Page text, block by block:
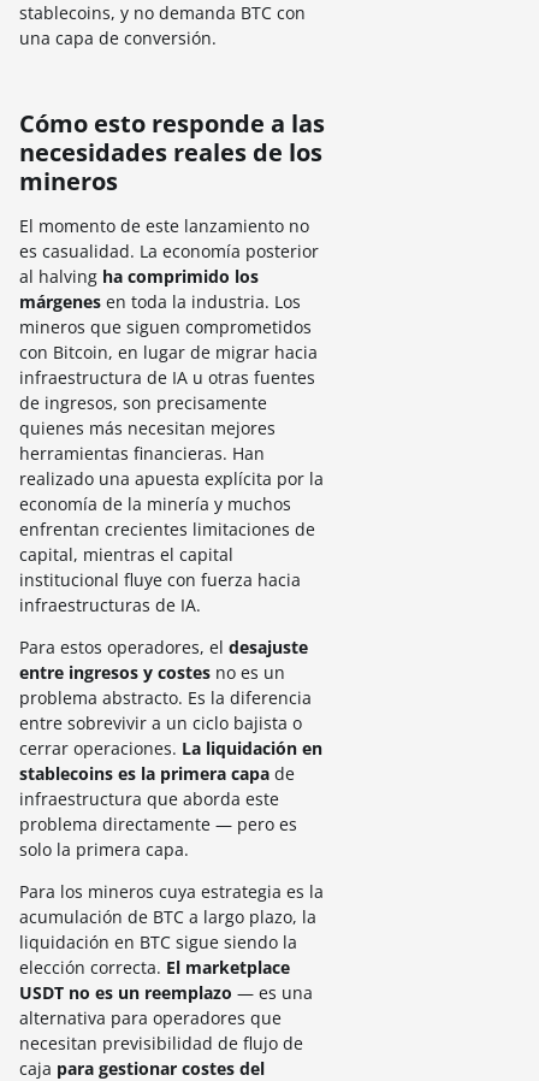
stablecoins, y no demanda BTC con
una capa de conversión.
Cómo esto responde a las
necesidades reales de los
mineros
El momento de este lanzamiento no
es casualidad. La economía posterior
al halving ha comprimido los
márgenes en toda la industria. Los
mineros que siguen comprometidos
con Bitcoin, en lugar de migrar hacia
infraestructura de IA u otras fuentes
de ingresos, son precisamente
quienes más necesitan mejores
herramientas financieras. Han
realizado una apuesta explícita por la
economía de la minería y muchos
enfrentan crecientes limitaciones de
capital, mientras el capital
institucional fluye con fuerza hacia
infraestructuras de IA.
Para estos operadores, el desajuste
entre ingresos y costes no es un
problema abstracto. Es la diferencia
entre sobrevivir a un ciclo bajista o
cerrar operaciones. La liquidación en
stablecoins es la primera capa de
infraestructura que aborda este
problema directamente — pero es
solo la primera capa.
Para los mineros cuya estrategia es la
acumulación de BTC a largo plazo, la
liquidación en BTC sigue siendo la
elección correcta. El marketplace
USDT no es un reemplazo — es una
alternativa para operadores que
necesitan previsibilidad de flujo de
caja para gestionar costes del